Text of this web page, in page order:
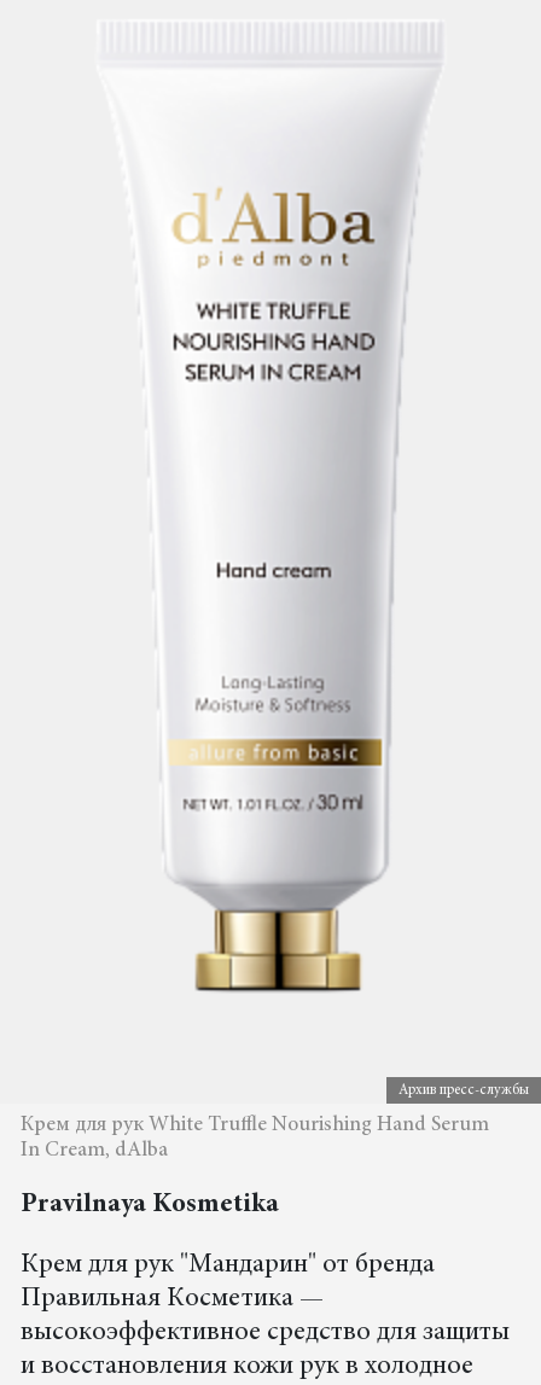
Архив пресс-службы
Крем для рук White Truffle Nourishing Hand Serum
In Cream, dAlba
Pravilnaya Kosmetika
Крем для рук "Мандарин" от бренда
Правильная Косметика —
высокоэффективное средство для защиты
и восстановления кожи рук в холодное